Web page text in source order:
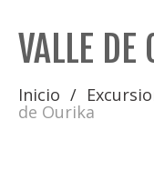
VALLE DE
Inicio
de Ourika